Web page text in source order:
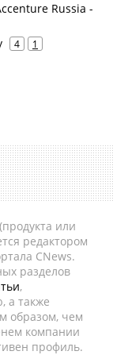
Russia -
4 1
или
редактором
CNews.
разделов
,
а также
образом, чем
компании
профиль.